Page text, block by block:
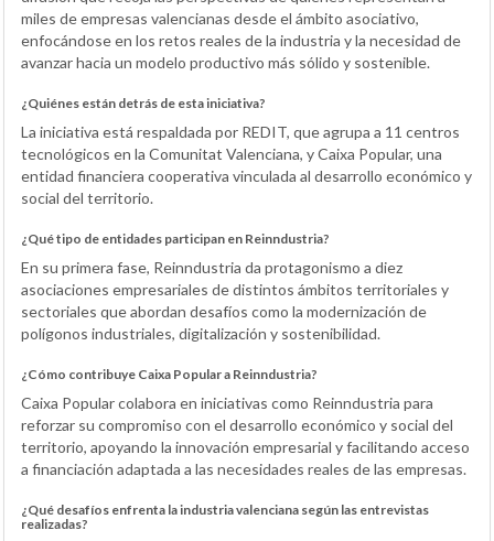
miles de empresas valencianas desde el ámbito asociativo,
enfocándose en los retos reales de la industria y la necesidad de
avanzar hacia un modelo productivo más sólido y sostenible.
¿Quiénes están detrás de esta iniciativa?
La iniciativa está respaldada por REDIT, que agrupa a 11 centros
tecnológicos en la Comunitat Valenciana, y Caixa Popular, una
entidad financiera cooperativa vinculada al desarrollo económico y
social del territorio.
¿Qué tipo de entidades participan en Reinndustria?
En su primera fase, Reinndustria da protagonismo a diez
asociaciones empresariales de distintos ámbitos territoriales y
sectoriales que abordan desafíos como la modernización de
polígonos industriales, digitalización y sostenibilidad.
¿Cómo contribuye Caixa Popular a Reinndustria?
Caixa Popular colabora en iniciativas como Reinndustria para
reforzar su compromiso con el desarrollo económico y social del
territorio, apoyando la innovación empresarial y facilitando acceso
a financiación adaptada a las necesidades reales de las empresas.
¿Qué desafíos enfrenta la industria valenciana según las entrevistas
realizadas?